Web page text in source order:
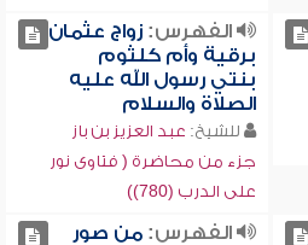
الفهرس:زواج عثمان
برقية وأم كلثوم
بنتي رسول الله عليه
الصلاة والسلام
للشيخ: عبد العزيز بن باز
جزء من محاضرة ( فتاوى نور
على الدرب (780))
الفهرس:من صور